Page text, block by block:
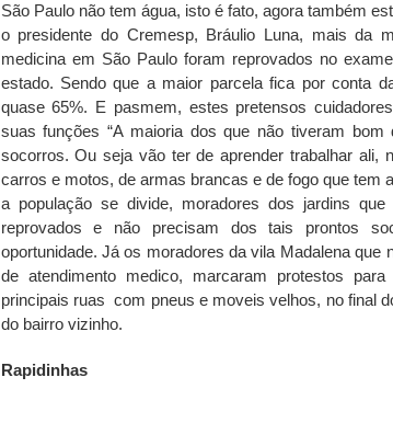
Investimento em energia limpa
Serralheria de Alumínio vs. Ferro:
Qualidade do produto e percepção
O Crescimento da Influência de
São Paulo não tem água, isto é fato, agora também
o presidente do Cremesp, Bráulio Luna, mais da
medicina em São Paulo foram reprovados no
estado. Sendo que a maior parcela fica por conta
quase 65%. E pasmem, estes pretensos
suas funções“A maioria dos que não tiveram bom
socorros. Ou seja vão ter de aprender trabalhar ali,
carros e motos, de armas brancas e de fogo que tem
a população se divide, moradores dos jardins
reprovados e não precisam dos tais prontos
oportunidade. Já os moradores da vila Madalena que
de atendimento medico, marcaram protestos
principais ruas com pneus e moveis velhos, no final
do bairro vizinho.
Rapidinhas